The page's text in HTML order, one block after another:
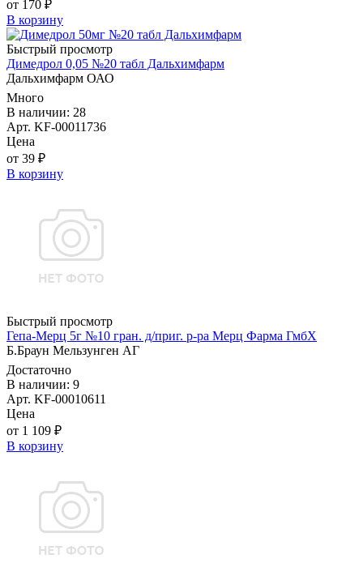
от 170 ₽
В корзину
Быстрый просмотр
Димедрол 0,05 №20 табл Дальхимфарм
Дальхимфарм ОАО
Много
В наличии: 28
Арт. KF-00011736
Цена
от 39 ₽
В корзину
Быстрый просмотр
Гепа-Мерц 5г №10 гран. д/приг. р-ра Мерц Фарма ГмбХ
Б.Браун Мельзунген АГ
Достаточно
В наличии: 9
Арт. KF-00010611
Цена
от 1 109 ₽
В корзину